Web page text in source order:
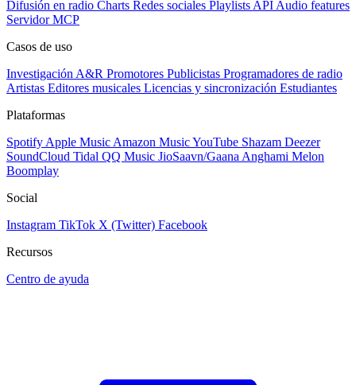
Difusión en radio Charts Redes sociales Playlists API Audio features
Servidor MCP
Casos de uso
Investigación A&R Promotores Publicistas Programadores de radio
Artistas Editores musicales Licencias y sincronización Estudiantes
Plataformas
Spotify Apple Music Amazon MusicYouTube Shazam Deezer
SoundCloud Tidal QQ Music JioSaavn/Gaana Anghami Melon
Boomplay
Social
Instagram TikTok X (Twitter) Facebook
Recursos
Centro de ayuda